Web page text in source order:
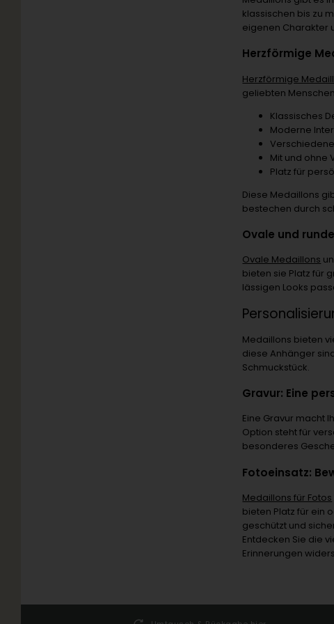
klassischen bis zu
eigenen Charakter
Herzförmige
Herzförmige
geliebten
Klassisches
Moderne
Mit und ohne
Platz für
Diese Medaillons
bestechen durch
Ovale und
Ovale Medaillons
bieten sie Platz für
lässigen Looks
Medaillons bieten
diese Anhänger
Schmuckstück.
Gravur: Eine
Eine Gravur macht
Option steht für
besonderes
Fotoeinsatz:
Medaillons für Fotos
bieten Platz für ein
geschützt und
Entdecken Sie die
Erinnerungen